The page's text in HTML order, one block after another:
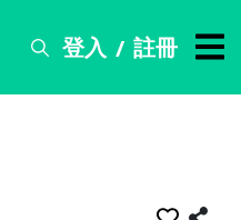
登入 / 註冊